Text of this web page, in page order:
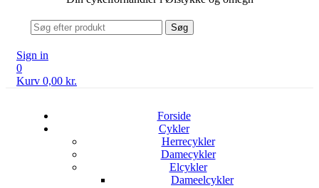
Search
for:
Søg
Sign in
0
Kurv 0,00 kr.
Forside
Cykler
Herrecykler
Damecykler
Elcykler
Dameelcykler